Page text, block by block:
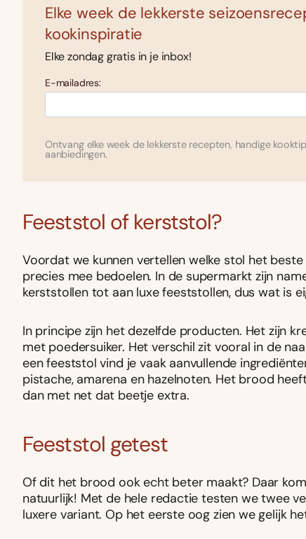
Elke week de lekkerste
kookinspiratie
Elke zondag gratis in je inbox!
E-mailadres:
Ontvang elke week de lekkerste recepten, handige
aanbiedingen.
Feeststol of kerststol?
Voordat we kunnen vertellen welke stol het
precies mee bedoelen. In de supermarkt zijn
kerststollen tot aan luxe feeststollen, dus wat is
In principe zijn het dezelfde producten. Het zijn
met poedersuiker. Het verschil zit vooral in de
een feeststol vind je vaak aanvullende
pistache, amarena en hazelnoten. Het brood
dan met net dat beetje extra.
Feeststol getest
Of dit het brood ook echt beter maakt? Daar
natuurlijk! Met de hele redactie testen we twee
luxere variant. Op het eerste oog zien we gelijk